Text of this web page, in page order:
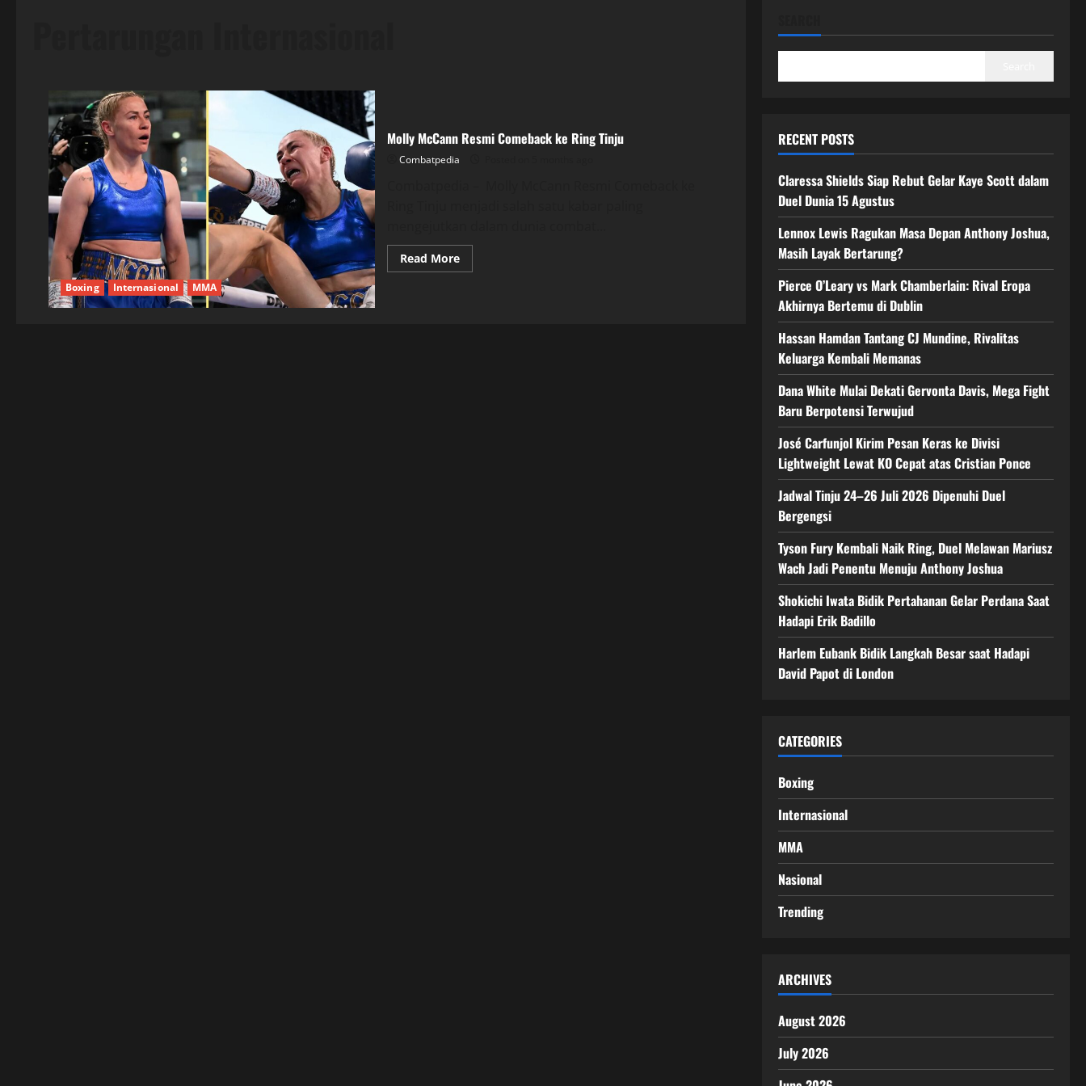
Boxing Internasional MMA
Molly McCann Resmi Comeback ke Ring Tinju
Combatpedia
Read MoreRead
more
RECENT POSTS
Claressa Shields Siap Rebut Gelar Kaye Scott dalam
Duel Dunia 15 Agustus
Lennox Lewis Ragukan Masa Depan Anthony Joshua,
Masih Layak Bertarung?
Pierce O’Leary vs Mark Chamberlain: Rival Eropa
Akhirnya Bertemu di Dublin
Hassan Hamdan Tantang CJ Mundine, Rivalitas
Keluarga Kembali Memanas
Dana White Mulai Dekati Gervonta Davis, Mega Fight
Baru Berpotensi Terwujud
José Carfunjol Kirim Pesan Keras ke Divisi
Lightweight Lewat KO Cepat atas Cristian Ponce
Jadwal Tinju 24–26 Juli 2026 Dipenuhi Duel
Bergengsi
Tyson Fury Kembali Naik Ring, Duel Melawan Mariusz
Wach Jadi Penentu Menuju Anthony Joshua
Shokichi Iwata Bidik Pertahanan Gelar Perdana Saat
Hadapi Erik Badillo
Harlem Eubank Bidik Langkah Besar saat Hadapi
David Papot di London
CATEGORIES
Boxing
Internasional
MMA
Nasional
Trending
ARCHIVES
August 2026
July 2026